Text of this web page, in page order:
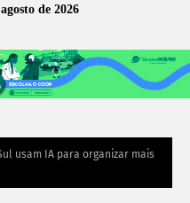
de 2026
usam IA para organizar mais